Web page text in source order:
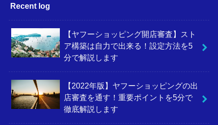
Recent log
【ヤフーショッピング開店審査】スト
ア構築は自力で出来る！設定方法を5
分で解説します
【2022年版】ヤフーショッピングの出
店審査を通す！重要ポイントを5分で
徹底解説します